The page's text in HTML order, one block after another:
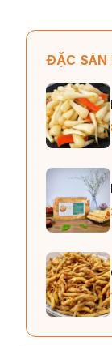
ĐẶC SẢN